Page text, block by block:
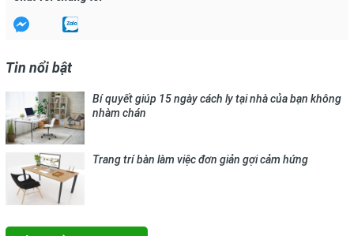
Tin nổi bật
Bí quyết giúp 15 ngày cách ly tại nhà của bạn không
nhàm chán
Trang trí bàn làm việc đơn giản gợi cảm hứng